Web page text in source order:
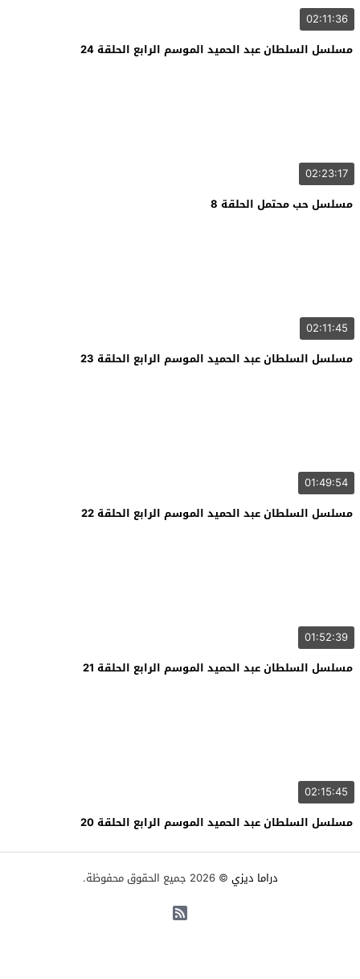
02:11:36
مسلسل السلطان عبد الحميد الموسم الرابع الحلقة 24
02:23:17
مسلسل حب محتمل الحلقة 8
02:11:45
مسلسل السلطان عبد الحميد الموسم الرابع الحلقة 23
01:49:54
مسلسل السلطان عبد الحميد الموسم الرابع الحلقة 22
01:52:39
مسلسل السلطان عبد الحميد الموسم الرابع الحلقة 21
02:15:45
مسلسل السلطان عبد الحميد الموسم الرابع الحلقة 20
دراما ديزي © 2026 جميع الحقوق محفوظة.